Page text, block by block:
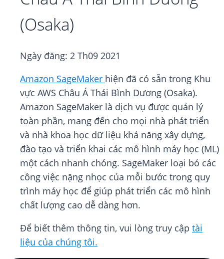
(Osaka)
Ngày đăng: 2 Th09 2021
Amazon SageMaker hiện đã có sẵn trong Khu
vực AWS Châu Á Thái Bình Dương (Osaka).
Amazon SageMaker là dịch vụ được quản lý
toàn phần, mang đến cho mọi nhà phát triển
và nhà khoa học dữ liệu khả năng xây dựng,
đào tạo và triển khai các mô hình máy học (ML)
một cách nhanh chóng. SageMaker loại bỏ các
công việc nặng nhọc của mỗi bước trong quy
trình máy học để giúp phát triển các mô hình
chất lượng cao dễ dàng hơn.
Để biết thêm thông tin, vui lòng truy cập tài
liệu của chúng tôi.